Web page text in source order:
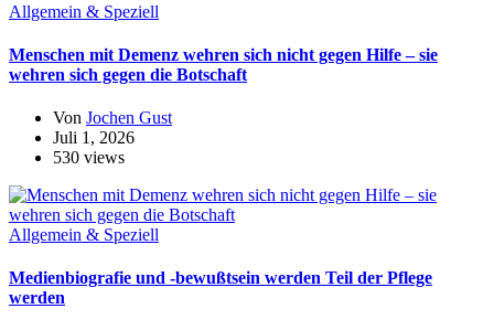
Allgemein & Speziell
Menschen mit Demenz wehren sich nicht gegen Hilfe – sie
wehren sich gegen die Botschaft
Von Jochen Gust
Juli 1, 2026
530 views
Allgemein & Speziell
Medienbiografie und -bewußtsein werden Teil der Pflege
werden